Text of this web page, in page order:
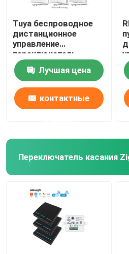
Tuya беспроводное
дистанционное
управление
переключатель
контроллер и
приемник совпадают
с Tuya модуль
поддержка Google
Alexa голосового
Лучшая цена
контактные
Переключатель касания